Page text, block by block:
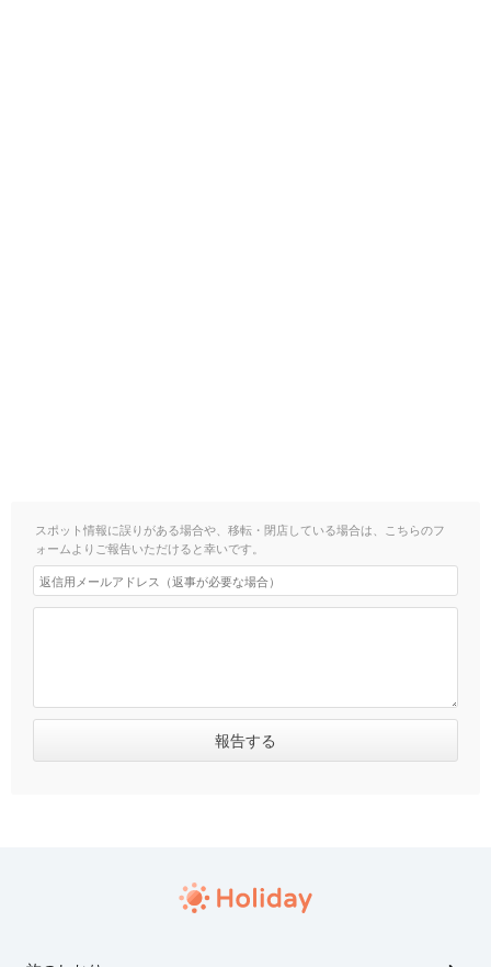
スポット情報に誤りがある場合や、移転・閉店している場合は、こちらのフ
ォームよりご報告いただけると幸いです。